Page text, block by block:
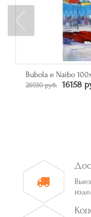
Зеркало
От 50790 руб.